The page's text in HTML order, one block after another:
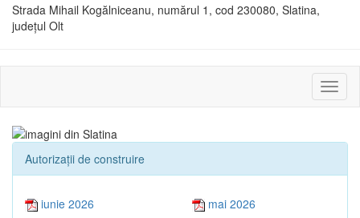
Strada Mihail Kogălniceanu, numărul 1, cod 230080, Slatina,
județul Olt
sau
Autorizaţii de construire
iunie 2026
mai 2026